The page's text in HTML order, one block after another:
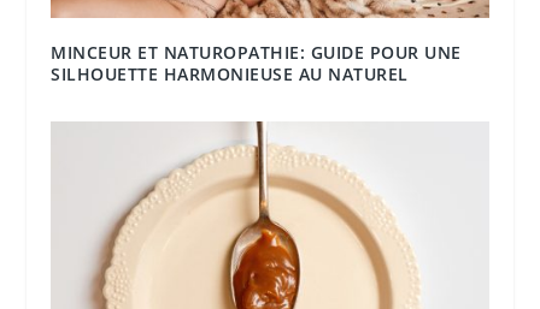
MINCEUR ET NATUROPATHIE: GUIDE POUR UNE
SILHOUETTE HARMONIEUSE AU NATUREL